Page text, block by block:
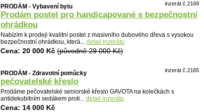
inzerát č.2169
PRODÁM - Vybavení bytu
Prodám postel pro handicapované s bezpečnostní
ohrádkou
Nabízím k prodeji kvalitní postel z masivního dubového dřeva s vysokou
bezpečnostní ohrádkou, která... detail inzerátu
Cena: 20 000 Kč (původně 29 000 Kč)
inzerát č.2165
PRODÁM - Zdravotní pomůcky
pečovatelské křeslo
Prodáme pečovatelské seniorské křeslo GAVOTA na kolečkách s
antidekubitním sedákem proti... detail inzerátu
Cena: 14 000 Kč
Detail